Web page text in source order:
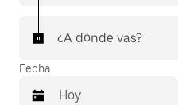
¿A dónde vas?
Fecha